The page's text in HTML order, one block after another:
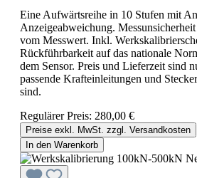
Eine Aufwärtsreihe in 10 Stufen mit
Anzeigeabweichung.
vom Messwert. Inkl.
Rückführbarkeit auf das nationale
dem Sensor. Preis und Lieferzeit sind
passende Krafteinleitungen und
sind.
Regulärer Preis: 280,00 €
Preise exkl. MwSt. zzgl. Versandkosten
In den Warenkorb